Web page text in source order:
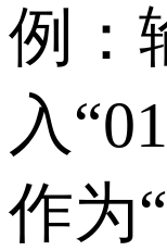
例：
入
作为